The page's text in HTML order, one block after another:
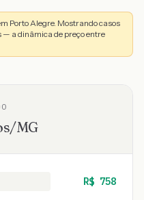
Porto Alegre. Mostrando casos
a dinâmica de preço entre
/MG
R$ 758